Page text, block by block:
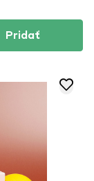
Pridať